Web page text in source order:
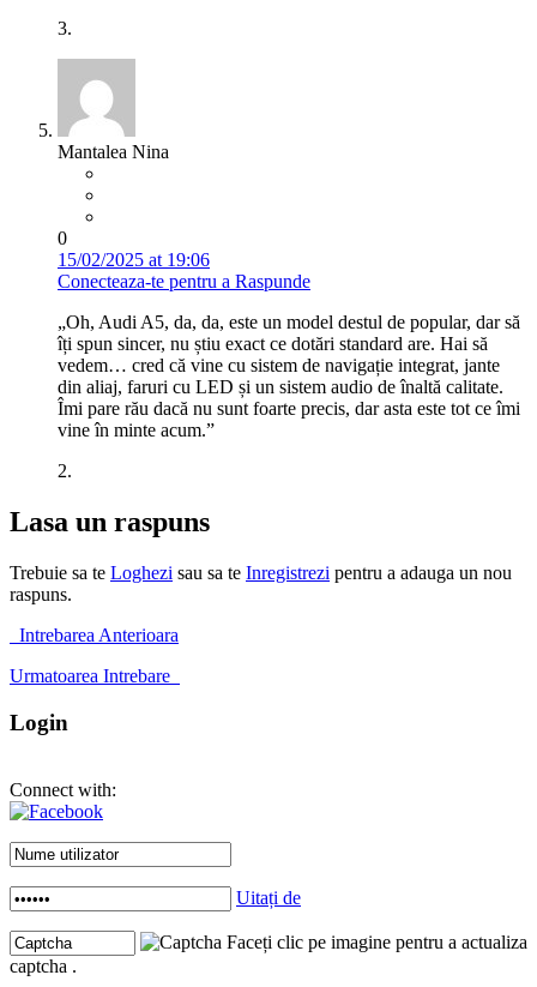
3.
Mantalea Nina
0
15/02/2025 at 19:06
Conecteaza-te pentru a Raspunde
„Oh, Audi A5, da, da, este un model destul de popular, dar să
îți spun sincer, nu știu exact ce dotări standard are. Hai să
vedem… cred că vine cu sistem de navigație integrat, jante
din aliaj, faruri cu LED și un sistem audio de înaltă calitate.
Îmi pare rău dacă nu sunt foarte precis, dar asta este tot ce îmi
vine în minte acum.”
2.
Lasa un raspuns
Trebuie sa te Loghezi sau sa te Inregistrezi pentru a adauga un nou
raspuns.
Intrebarea Anterioara
Urmatoarea Intrebare
Login
Connect with:
Uitați de
Faceți clic pe imagine pentru a actualiza
captcha .